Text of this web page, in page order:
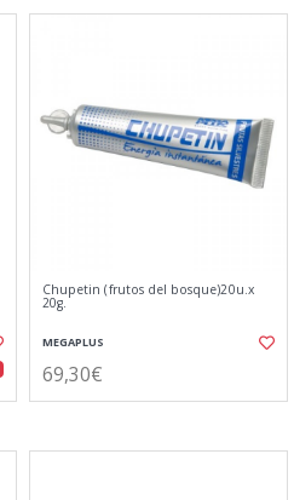
Chupetin (frutos del bosque)20u.x
20g.
MEGAPLUS
69,30€